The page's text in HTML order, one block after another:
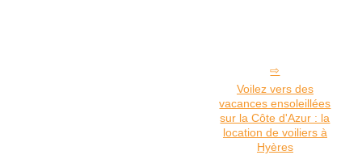
Voilez vers des
vacances ensoleillées
sur la Côte d'Azur : la
location de voiliers à
Hyères